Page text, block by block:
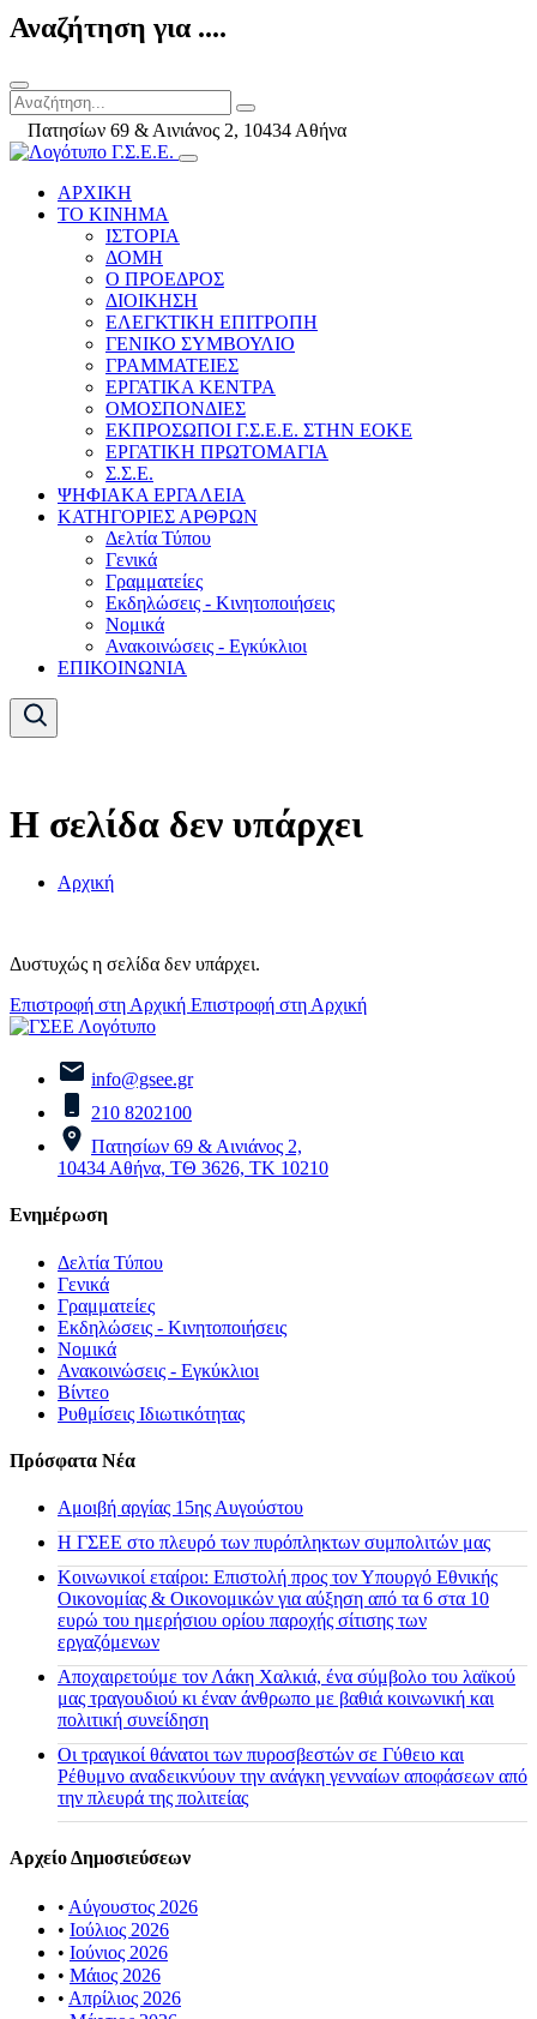
Αναζήτηση για ....
Πατησίων 69 & Αινιάνος 2, 10434 Αθήνα
ΑΡΧΙΚΗ
ΤΟ ΚΙΝΗΜΑ
ΙΣΤΟΡΙΑ
ΔΟΜΗ
Ο ΠΡΟΕΔΡΟΣ
ΔΙΟΙΚΗΣΗ
ΕΛΕΓΚΤΙΚΗ ΕΠΙΤΡΟΠΗ
ΓΕΝΙΚΟ ΣΥΜΒΟΥΛΙΟ
ΓΡΑΜΜΑΤΕΙΕΣ
ΕΡΓΑΤΙΚΑ ΚΕΝΤΡΑ
ΟΜΟΣΠΟΝΔΙΕΣ
ΕΚΠΡΟΣΩΠΟΙ Γ.Σ.Ε.Ε. ΣΤΗΝ ΕΟΚΕ
ΕΡΓΑΤΙΚΗ ΠΡΩΤΟΜΑΓΙΑ
Σ.Σ.Ε.
ΨΗΦΙΑΚΑ ΕΡΓΑΛΕΙΑ
ΚΑΤΗΓΟΡΙΕΣ ΑΡΘΡΩΝ
Δελτία Τύπου
Γενικά
Γραμματείες
Εκδηλώσεις - Κινητοποιήσεις
Νομικά
Ανακοινώσεις - Εγκύκλιοι
ΕΠΙΚΟΙΝΩΝΙΑ
Η σελίδα δεν υπάρχει
Αρχική
Δυστυχώς η σελίδα δεν υπάρχει.
Επιστροφή στη Αρχική Επιστροφή στη Αρχική
info@gsee.gr
210 8202100
Πατησίων 69 & Αινιάνος 2,
10434 Αθήνα, ΤΘ 3626, ΤΚ 10210
Ενημέρωση
Δελτία Τύπου
Γενικά
Γραμματείες
Εκδηλώσεις - Κινητοποιήσεις
Νομικά
Ανακοινώσεις - Εγκύκλιοι
Βίντεο
Ρυθμίσεις Ιδιωτικότητας
Πρόσφατα Νέα
Αμοιβή αργίας 15ης Αυγούστου
H ΓΣΕΕ στο πλευρό των πυρόπληκτων συμπολιτών μας
Κοινωνικοί εταίροι: Επιστολή προς τον Υπουργό Εθνικής
Οικονομίας & Οικονομικών για αύξηση από τα 6 στα 10
ευρώ του ημερήσιου ορίου παροχής σίτισης των
εργαζόμενων
Αποχαιρετούμε τον Λάκη Χαλκιά, ένα σύμβολο του λαϊκού
μας τραγουδιού κι έναν άνθρωπο με βαθιά κοινωνική και
πολιτική συνείδηση
Οι τραγικοί θάνατοι των πυροσβεστών σε Γύθειο και
Ρέθυμνο αναδεικνύουν την ανάγκη γενναίων αποφάσεων από
την πλευρά της πολιτείας
Αρχείο Δημοσιεύσεων
• Αύγουστος 2026
• Ιούλιος 2026
• Ιούνιος 2026
• Μάιος 2026
• Απρίλιος 2026